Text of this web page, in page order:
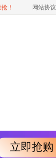
！ 网站协议
立即抢购